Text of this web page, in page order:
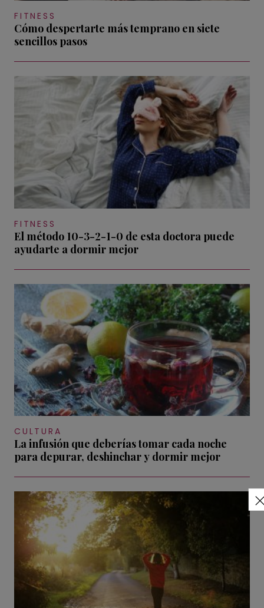
FITNESS
Cómo despertarte más temprano en siete
sencillos pasos
FITNESS
El método 10-3-2-1-0 de esta doctora puede
ayudarte a dormir mejor
CULTURA
La infusión que deberías tomar cada noche
para depurar, deshinchar y dormir mejor